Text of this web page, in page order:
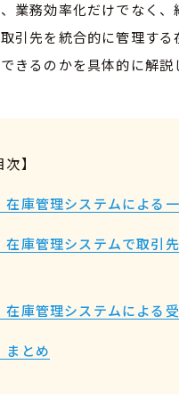
業務効率化だけでなく
引先を統合的に管理す
きるのかを具体的に解説
次】
在庫管理システムによる
在庫管理システムで取引
在庫管理システムによる
まとめ